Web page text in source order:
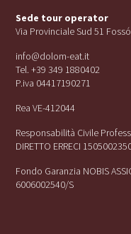
Sede tour operator
Via Provinciale Sud 51 Fossó
info@dolom-eat.it
Tel. +39 349 1880402
P.iva 04417190271
Rea VE-412044
Responsabilità Civile
DIRETTO ERRECI
Fondo Garanzia NOBIS
6006002540/S